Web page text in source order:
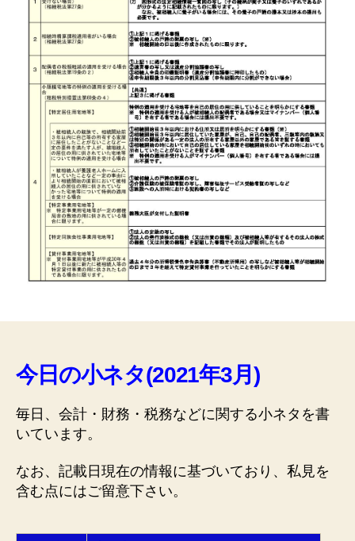
今日の小ネタ(2021年3月)
毎日、会計・財務・税務などに関する小ネタを書
いています。
なお、記載日現在の情報に基づいており、私見を
含む点にはご留意下さい。